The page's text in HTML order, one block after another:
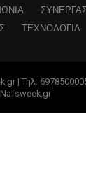
ΤΕΧΝΟΛΟΓΙΑ
| Τηλ:
Nafsweek.gr